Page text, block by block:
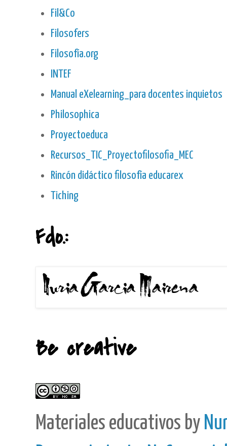
Fil&Co
Filosofers
Filosofía.org
INTEF
Manual eXelearning_para docentes inquietos
Philosophica
Proyectoeduca
Recursos_TIC_Proyectofilosofia_MEC
Rincón didáctico filosofía educarex
Tiching
Fdo.:
Be creative
Materiales educativos by